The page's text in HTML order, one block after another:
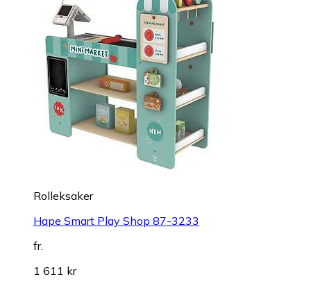
Rolleksaker
Hape Smart Play Shop 87-3233
fr.
1 611 kr